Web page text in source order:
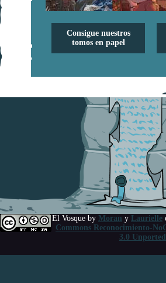
Consigue nuestros
tomos en papel
El Vosque by Moran y Laurielle
Commons Reconocimiento-
3.0